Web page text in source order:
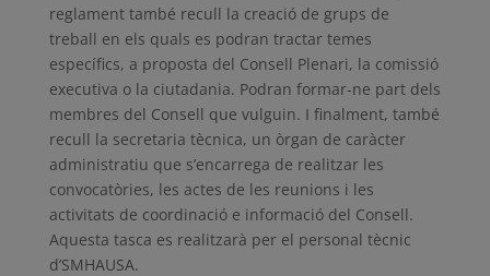
reglament també recull la creació de grups de
treball en els quals es podran tractar temes
específics, a proposta del Consell Plenari, la comissió
executiva o la ciutadania. Podran formar-ne part dels
membres del Consell que vulguin. I finalment, també
recull la secretaria tècnica, un òrgan de caràcter
administratiu que s’encarrega de realitzar les
convocatòries, les actes de les reunions i les
activitats de coordinació e informació del Consell.
Aquesta tasca es realitzarà per el personal tècnic
d’SMHAUSA.